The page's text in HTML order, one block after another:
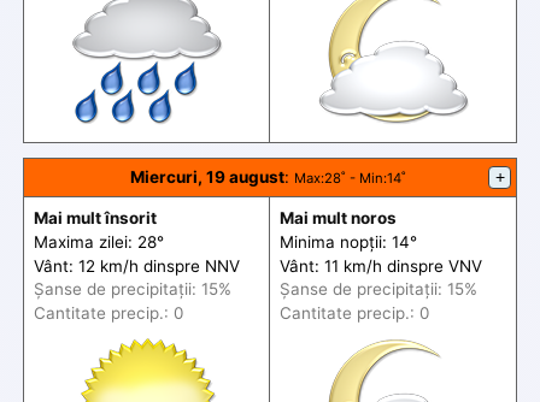
Miercuri, 19 august: Max:28˚ - Min:14˚ +
Mai mult însorit
Maxima zilei: 28°
Vânt: 12 km/h dinspre NNV
Șanse de precipitații: 15%
Cantitate precip.: 0
Mai mult noros
Minima nopții: 14°
Vânt: 11 km/h dinspre VNV
Șanse de precipitații: 15%
Cantitate precip.: 0